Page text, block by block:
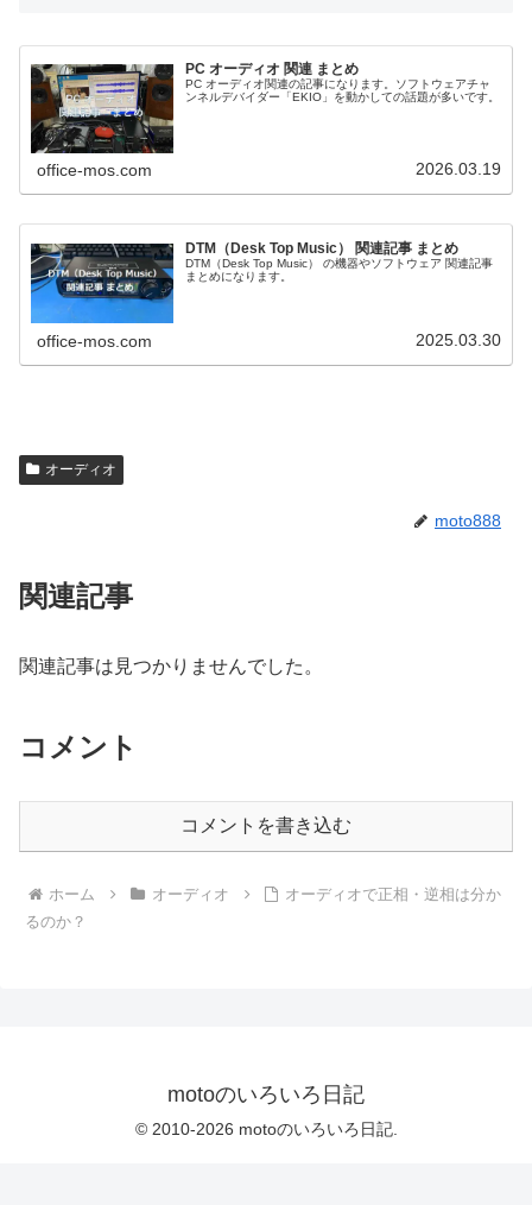
PC オーディオ 関連 まとめ
PC オーディオ関連の記事になります。ソフトウェアチャ
ンネルデバイダー「EKIO」を動かしての話題が多いです。
office-mos.com 2026.03.19
DTM（Desk Top Music） 関連記事 まとめ
DTM（Desk Top Music） の機器やソフトウェア 関連記事
まとめになります。
office-mos.com 2025.03.30
オーディオ
moto888
関連記事
関連記事は見つかりませんでした。
コメント
コメントを書き込む
ホーム オーディオ
オーディオで正相・逆相は分か
るのか？
motoのいろいろ日記
© 2010-2026 motoのいろいろ日記.